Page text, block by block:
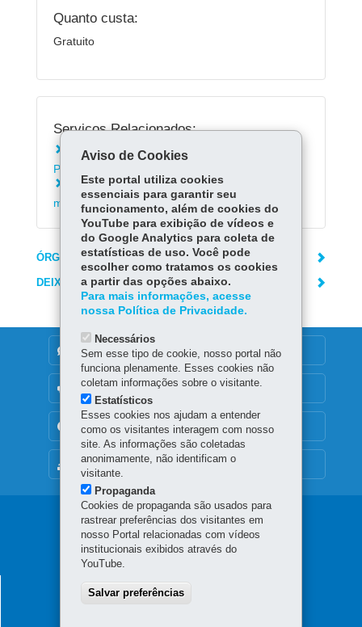
Quanto custa:
Gratuito
Serviços Relacionados:
Consultar medicamentos da Farmácia do
Paraná
Reagendar horário para retirada de
medicamentos na Farmácia do Paraná
ÓRGÃO RESPONSÁVEL
DEIXE SUA OPINIÃO
MAPA DO SITE
DENUNCIE CORRUPÇÃO
OUVIDORIA
TRANSPARÊNCIA INSTITUCIONAL
Navegação
Principal
SESASECRETARIA DA SAÚDE
Aviso de Cookies
Este portal utiliza cookies
essenciais para garantir seu
funcionamento, além de cookies do
YouTube para exibição de vídeos e
do Google Analytics para coleta de
estatísticas de uso. Você pode
escolher como tratamos os cookies
a partir das opções abaixo.
Para mais informações, acesse
nossa Política de Privacidade.
Necessários
Sem esse tipo de cookie, nosso portal não
funciona plenamente. Esses cookies não
coletam informações sobre o visitante.
Estatísticos
Esses cookies nos ajudam a entender
como os visitantes interagem com nosso
site. As informações são coletadas
anonimamente, não identificam o
visitante.
Propaganda
Cookies de propaganda são usados para
rastrear preferências dos visitantes em
nosso Portal relacionadas com vídeos
institucionais exibidos através do
YouTube.
Salvar preferências